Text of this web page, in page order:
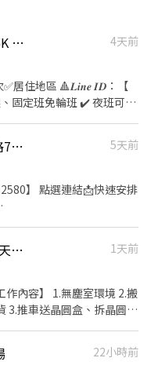
👍 🔴ᴺᴱᵂ💥鄰近樹林火車站 高薪75K 週領最高10000【夜班隔天下夜 免輪班】
4天前
居住地區 🔺𝑳𝒊𝒏𝒆 𝑰𝑫：【
固定班免輪班 ✔️ 夜班可隔
25度涼爽冷氣房作業 ✔️
保團保勞退6%、三節禮
指導 ⚡️樹林區博愛街(近
-機台操作.測試組裝.產品
)(薪資含津貼/加班) ⚡️周
加班最高【$65,600】
夜) 【薪水】：時薪
最高【$75,900】
🅻🅸🅽🅴✅截圖
𝑰𝑫：【 @840yevne】
👍 📡最強設備王者💎薪水直接滿格7萬5入袋🔥隔天下夜【週領破萬】🕊️公司團膳#高錄取
5天前
】 點選連結📩快速安排
🔺 錄取率高,福利好,薪資
🔺 恆溫22-25度涼爽冷氣
車場 🔺 體檢補助 - 📍地
中) 🔗電腦軟板相關製程-機
日🔺1-6在排休一天例假日
夜班】：19:50-05:10(夜
加班含津貼【$44,000】
👍 長短期皆可‼️做二休二✨月休16天🔥晶圓搬運員 💥可短期2-3個月
1天前
作內容】 1.無塵室環境 2.搬
3.推車送晶圓盒、拆晶圓外
兩個月 另加 兩萬 / 五萬八
日/夜 (69600 / 82600)
22小時前